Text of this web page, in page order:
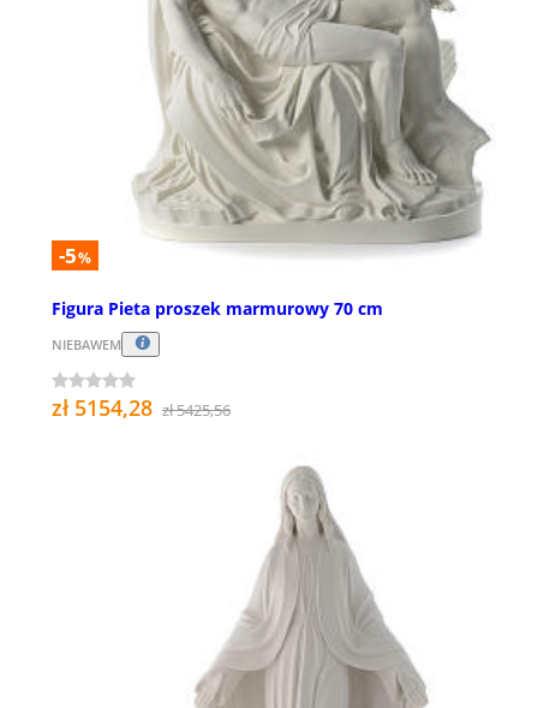
-5%
Figura Pieta proszek marmurowy 70 cm
NIEBAWEM
zł 5154,28 zł 5425,56